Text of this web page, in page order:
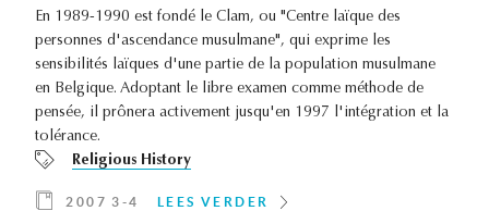
En 1989-1990 est fondé le Clam, ou "Centre laïque des
personnes d'ascendance musulmane", qui exprime les
sensibilités laïques d'une partie de la population musulmane
en Belgique. Adoptant le libre examen comme méthode de
pensée, il prônera activement jusqu'en 1997 l'intégration et la
tolérance.
Religious History
2007 3-4 LEES VERDER